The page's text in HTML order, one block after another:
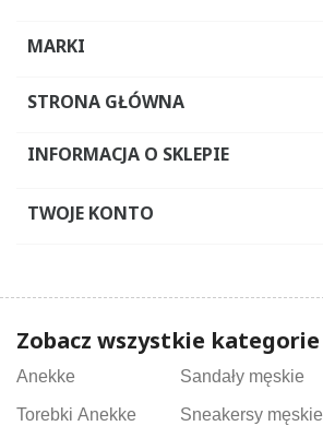
MARKI
STRONA GŁÓWNA
INFORMACJA O SKLEPIE
TWOJE KONTO
Zobacz wszystkie kategorie
Anekke
Torebki Anekke
Sandały męskie
Sneakersy męskie